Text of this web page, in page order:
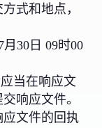
式和地点，
30日 09时00
当在响应文
响应文件。
文件的回执